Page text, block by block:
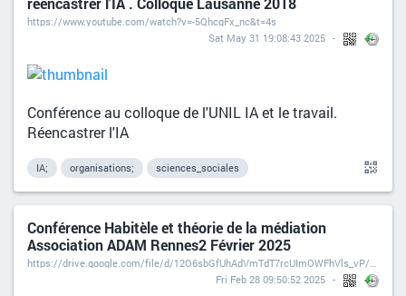
https://www.youtube.com/watch?v=-5QhcqFx_nc&t=4s
Sat May 31 19:08:43 2025
Conférence au colloque de l'UNIL IA et le travail.
Réencastrer l'IA
IA; organisations; sciences_sociales
Conférence Habitèle et théorie de la médiation
Association ADAM Rennes2 Février 2025
https://drive.google.com/file/d/12O6sbGfUhAdVmTdT7rcUImOWFhVls_vP/view?usp=sharing
Fri Feb 28 09:50:52 2025